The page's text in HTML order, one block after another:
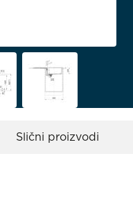
Slični proizvodi